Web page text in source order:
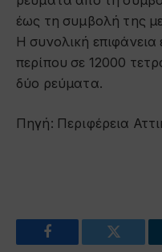
έως τη συμβολή της
Η συνολική
περίπου σε 12000
δύο ρεύματα.
Πηγή: Περιφέρεια
Facebook Twitter